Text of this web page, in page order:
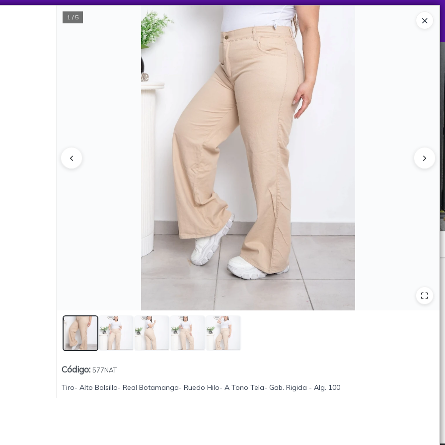
1 / 5
Código: 577NAT
Tiro- Alto Bolsillo- Real Botamanga- Ruedo Hilo- A Tono Tela- Gab. Rigida - Alg. 100
CÓMO COMPRAR TABLA DE TALLES
Lista vacía